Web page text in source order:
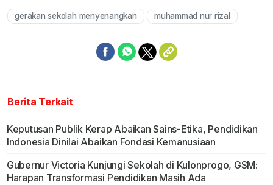
Mute
gerakan sekolah menyenangkan muhammad nur rizal
Berita Terkait
Keputusan Publik Kerap Abaikan Sains-Etika, Pendidikan
Indonesia Dinilai Abaikan Fondasi Kemanusiaan
Gubernur Victoria Kunjungi Sekolah di Kulonprogo, GSM:
Harapan Transformasi Pendidikan Masih Ada